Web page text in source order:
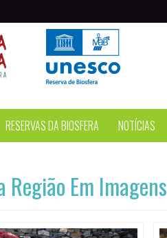
RESERVAS DA BIOSFERA NOTÍCIAS
Região Em Imagens